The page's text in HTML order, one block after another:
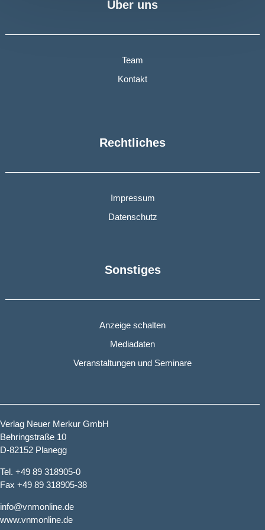
Über uns
Team
Kontakt
Rechtliches
Impressum
Datenschutz
Sonstiges
Anzeige schalten
Mediadaten
Veranstaltungen und Seminare
Verlag Neuer Merkur GmbH
Behringstraße 10
D-82152 Planegg
Tel. +49 89 318905-0
Fax +49 89 318905-38
info@vnmonline.de
www.vnmonline.de